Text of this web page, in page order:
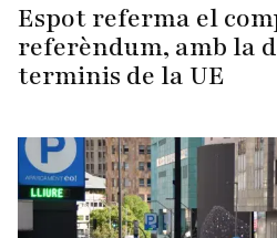
Espot referma el
referèndum, amb la
terminis de la UE